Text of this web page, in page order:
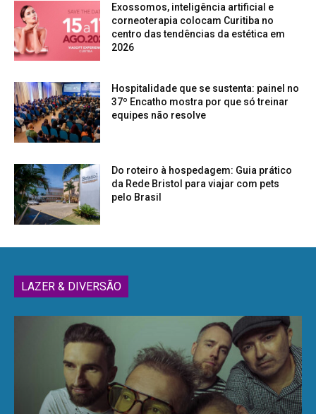
Exossomos, inteligência artificial e
corneoterapia colocam Curitiba no
centro das tendências da estética em
2026
Hospitalidade que se sustenta: painel no
37º Encatho mostra por que só treinar
equipes não resolve
Do roteiro à hospedagem: Guia prático
da Rede Bristol para viajar com pets
pelo Brasil
LAZER & DIVERSÃO